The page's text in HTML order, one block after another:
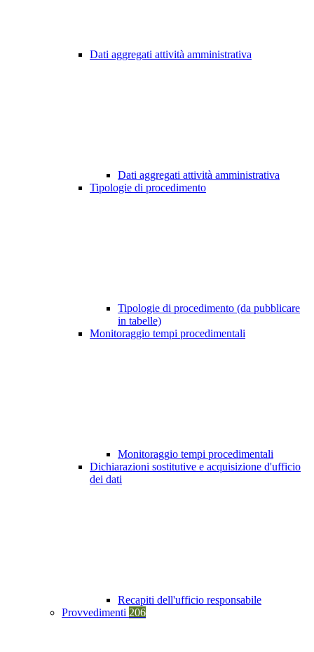
Dati aggregati attività amministrativa
Dati aggregati attività amministrativa
Tipologie di procedimento
Tipologie di procedimento (da pubblicare
in tabelle)
Monitoraggio tempi procedimentali
Monitoraggio tempi procedimentali
Dichiarazioni sostitutive e acquisizione d'ufficio
dei dati
Recapiti dell'ufficio responsabile
Provvedimenti 206